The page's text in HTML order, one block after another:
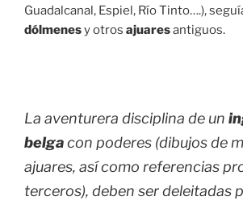
Guadalcanal, Espiel, Río Tinto….),
dólmenesy otros ajuaresantiguos.
La aventurera disciplina de un
belgacon poderes (dibujos de
ajuares, así como referencias
terceros), deben ser deleitadas